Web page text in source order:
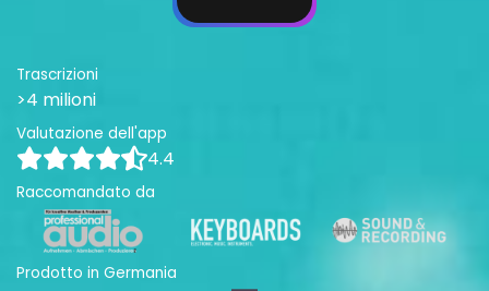
Trascrizioni
>4 milioni
Valutazione dell'app
4.4
Raccomandato da
Prodotto in Germania